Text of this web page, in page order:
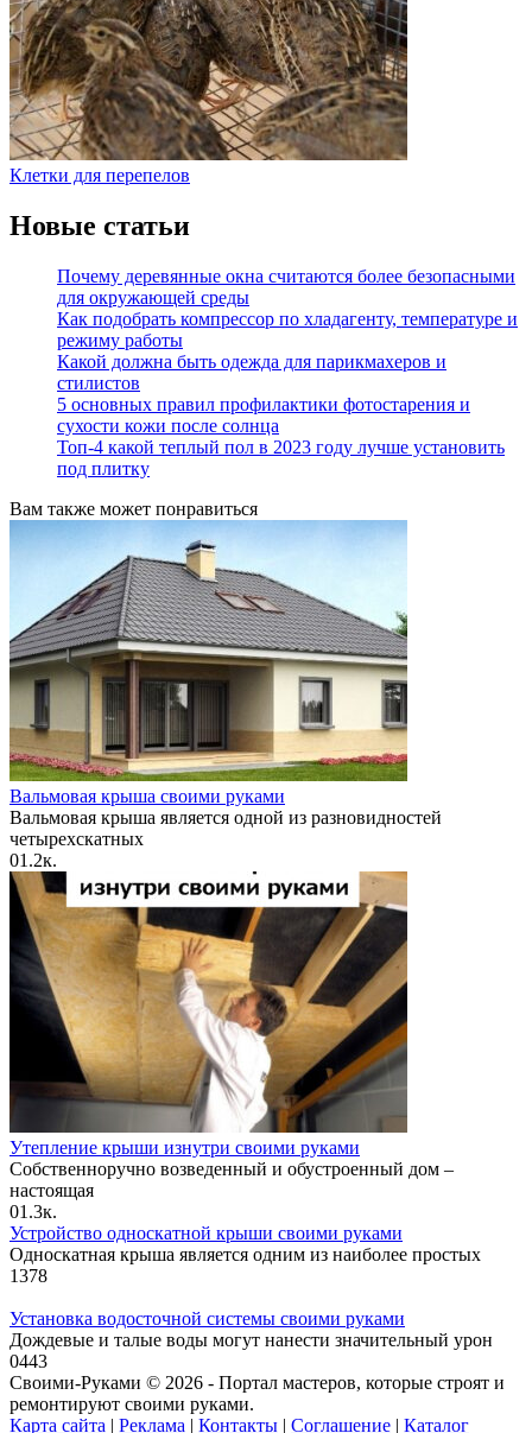
Клетки для перепелов
Новые статьи
Почему деревянные окна считаются более безопасными
для окружающей среды
Как подобрать компрессор по хладагенту, температуре и
режиму работы
Какой должна быть одежда для парикмахеров и
стилистов
5 основных правил профилактики фотостарения и
сухости кожи после солнца
Топ-4 какой теплый пол в 2023 году лучше установить
под плитку
Вам также может понравиться
Вальмовая крыша своими руками
Вальмовая крыша является одной из разновидностей
четырехскатных
01.2к.
Утепление крыши изнутри своими руками
Собственноручно возведенный и обустроенный дом –
настоящая
01.3к.
Устройство односкатной крыши своими руками
Односкатная крыша является одним из наиболее простых
1378
Установка водосточной системы своими руками
Дождевые и талые воды могут нанести значительный урон
0443
Своими-Руками © 2026 - Портал мастеров, которые строят и
ремонтируют своими руками.
Карта сайта | Реклама | Контакты | Соглашение | Каталог